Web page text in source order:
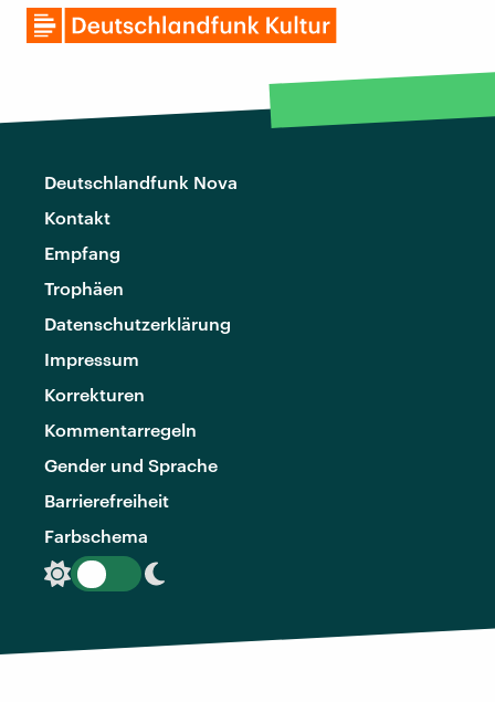
Deutschlandfunk Nova
Kontakt
Empfang
Trophäen
Datenschutzerklärung
Impressum
Korrekturen
Kommentarregeln
Gender und Sprache
Barrierefreiheit
Farbschema